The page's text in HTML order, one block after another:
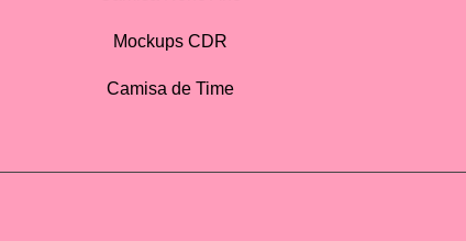
Mockups CDR
Camisa de Time